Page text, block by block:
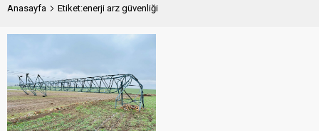
Anasayfa Etiket:enerji arz güvenliği